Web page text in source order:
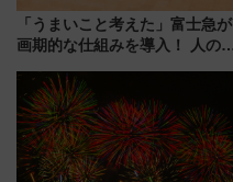
「うまいこと考えた」富士急が
画期的な仕組みを導入！ 人の
ん」始動